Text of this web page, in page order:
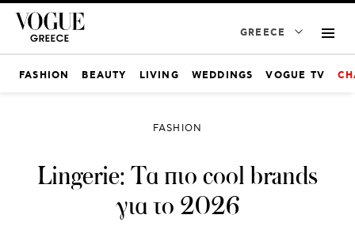
GREECE
FASHION BEAUTY LIVING WEDDINGS VOGUE TV
FASHION
Lingerie: Τα πιο cool brands
για το 2026